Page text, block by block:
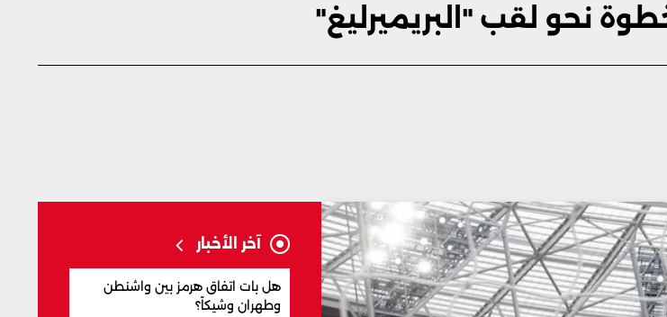
نحو لقب "البريميرليغ"
آخر الأخبار
هل بات اتفاق هرمز بين واشنطن
وطهران وشيكاً؟